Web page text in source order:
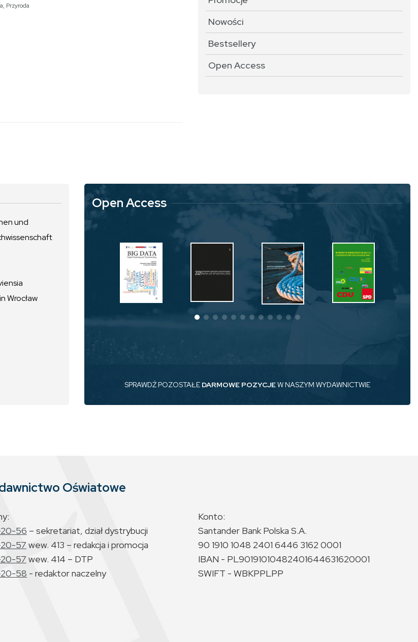
, Przyroda
Nowości
Bestsellery
Open Access
und
Wrocław
Open Access
SPRAWDŹ POZOSTAŁE DARMOWE POZYCJEW NASZYM WYDAWNICTWIE
Oświatowe
20-56 – sekretariat, dział dystrybucji
57 wew. 413 – redakcja i promocja
57 wew. 414 – DTP
20-58 - redaktor naczelny
Konto:
Santander Bank Polska S.A.
90 1910 1048 2401 6446 3162 0001
IBAN - PL90191010482401644631620001
SWIFT - WBKPPLPP